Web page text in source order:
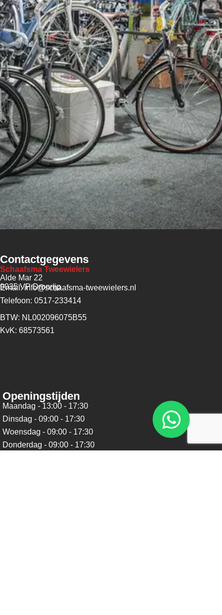
Contactgegevens
Schaafsma Tweewielers
Alde Mar 22
9035 VP Dronrijp
Email: info@schaafsma-tweewielers.nl
Telefoon: 0517-233414
BTW: NL002096075B55
KvK: 68573561
Openingstijden
Maandag - 13:00 - 17:30
Dinsdag - 09:00 - 17:30
Woensdag - 09:00 - 17:30
Donderdag - 09:00 - 17:30